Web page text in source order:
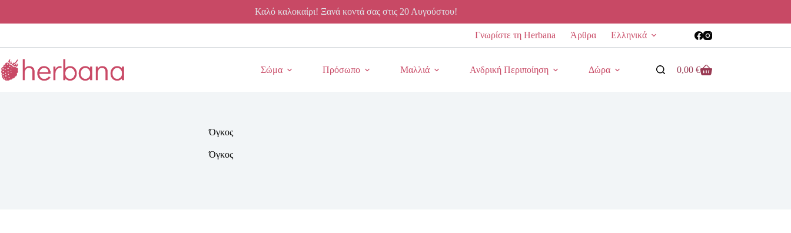
περιεχόμενο
Καλό καλοκαίρι! Ξανά κοντά σας στις 20 Αυγούστου!
Γνωρίστε τη Herbana Άρθρα Ελληνικά
Σώμα Πρόσωπο Μαλλιά Ανδρική Περιποίηση Δώρα
Καλάθι
0,00 €
Όγκος
Όγκος